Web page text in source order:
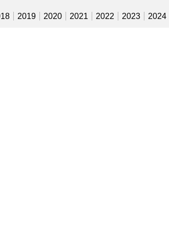
2024
2023
2022
2021
2020
2019